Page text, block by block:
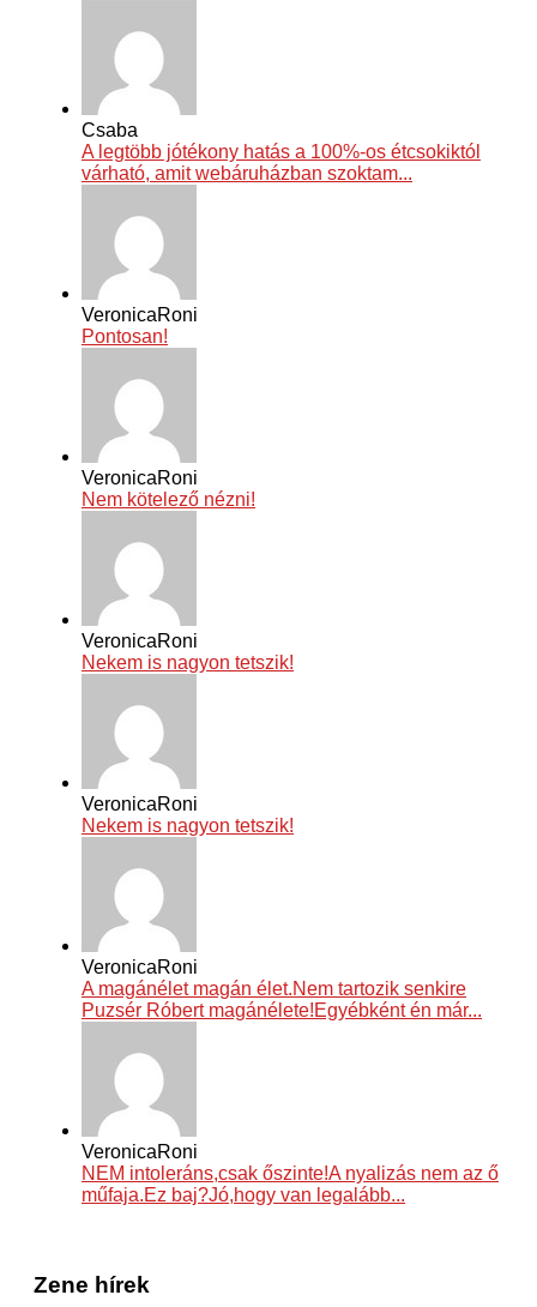
Csaba
A legtöbb jótékony hatás a 100%-os étcsokiktól
várható, amit webáruházban szoktam...
VeronicaRoni
Pontosan!
VeronicaRoni
Nem kötelező nézni!
VeronicaRoni
Nekem is nagyon tetszik!
VeronicaRoni
Nekem is nagyon tetszik!
VeronicaRoni
A magánélet magán élet.Nem tartozik senkire
Puzsér Róbert magánélete!Egyébként én már...
VeronicaRoni
NEM intoleráns,csak őszinte!A nyalizás nem az ő
műfaja.Ez baj?Jó,hogy van legalább...
Zene hírek